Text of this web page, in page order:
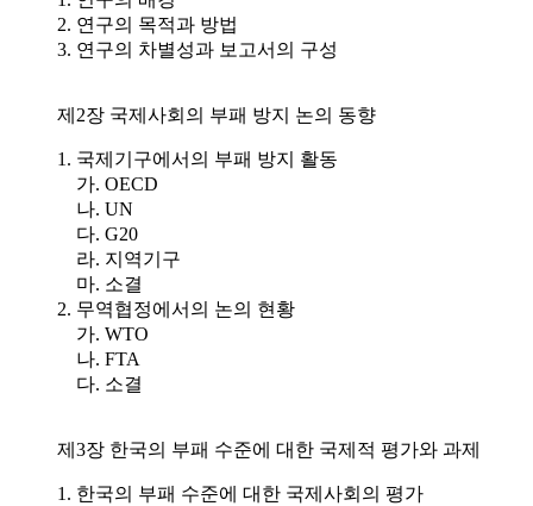
2. 연구의 목적과 방법
3. 연구의 차별성과 보고서의 구성
제2장 국제사회의 부패 방지 논의 동향
1. 국제기구에서의 부패 방지 활동
가. OECD
나. UN
다. G20
라. 지역기구
마. 소결
2. 무역협정에서의 논의 현황
가. WTO
나. FTA
다. 소결
제3장 한국의 부패 수준에 대한 국제적 평가와 과제
1. 한국의 부패 수준에 대한 국제사회의 평가